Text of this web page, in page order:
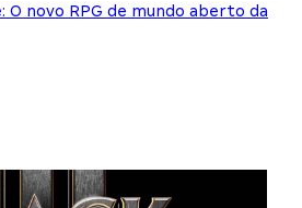
O novo RPG de mundo aberto da